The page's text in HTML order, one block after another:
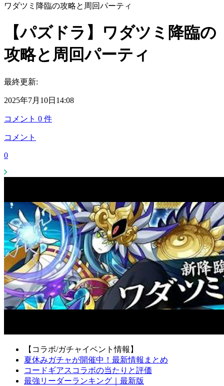
ワダツミ降臨の攻略と周回パーティ
【パズドラ】ワダツミ降臨の
攻略と周回パーティ
最終更新:
2025年7月10日14:08
コメント 0 件
コメント
0
【コラボ/ガチャイベント情報】
夏休みガチャが開催中！最新情報まとめ
コードギアスコラボの当たりと評価
最強リーダーランキング｜最新版